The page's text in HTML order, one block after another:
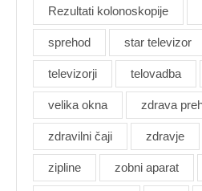
Rezultati kolonoskopije
sprehod star televizor
televizorji telovadba
velika okna zdrava
zdravilni čaji zdravje
zipline zobni aparat